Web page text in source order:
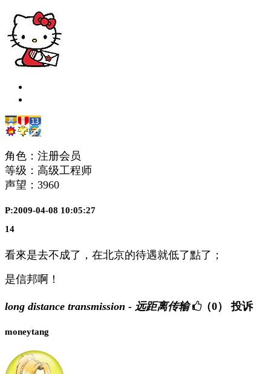
角色：注册会员
等级：高级工程师
声望： 3960
P:2009-04-08 10:05:27
14
看來是去不成了，在北京的待遇就低了點了；
是信邦啊！
long distance transmission - 远距离传输 （0） 投诉
moneytang